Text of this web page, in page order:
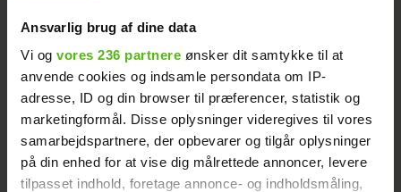
Ansvarlig brug af dine data
Vi og vores 236 partnere ønsker dit samtykke til at
anvende cookies og indsamle persondata om IP-
adresse, ID og din browser til præferencer, statistik og
marketingformål. Disse oplysninger videregives til vores
samarbejdspartnere, der opbevarer og tilgår oplysninger
på din enhed for at vise dig målrettede annoncer, levere
tilpasset indhold, foretage annonce- og indholdsmåling,
Et opslag delt af Linse Kessler (@linsekesslerofficiel)